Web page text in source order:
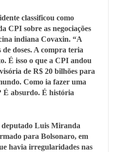
classificou como
CPI sobre as negociações
indiana Covaxin. “A
doses. A compra teria
É isso o que a CPI andou
de R$ 20 bilhões para
Como ia fazer uma
É absurdo. É história
deputado Luis Miranda
para Bolsonaro, em
havia irregularidades nas